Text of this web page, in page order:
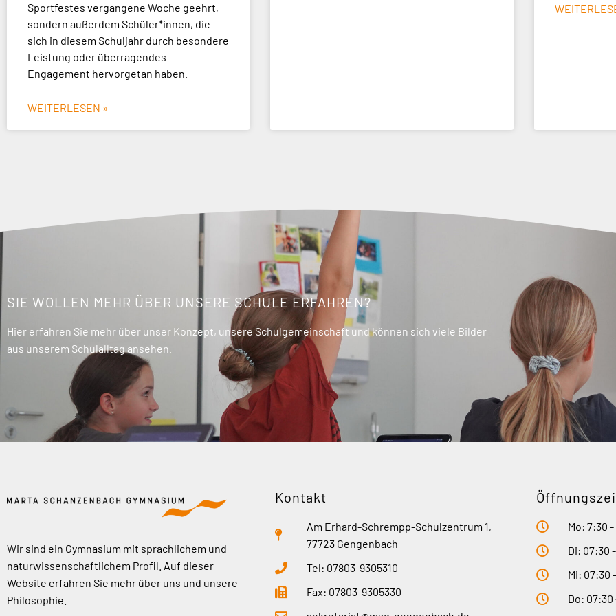
Sportfestes vergangene Woche geehrt,
sondern außerdem Schüler*innen, die
sich in diesem Schuljahr durch besondere
Leistung oder überragendes
Engagement hervorgetan haben.
WEITERLESEN »
SIE WOLLEN MEHR ÜBER UNSERE SCHULE ERFAHREN?
Hier erfahren Sie mehr über unser Konzept, unsere Schulgemeinschaft und können sich viele Bilder
aus unserem Schulalltag ansehen.
Wir sind ein Gymnasium mit sprachlichem und
naturwissenschaftlichem Profil. Auf dieser
Website erfahren Sie mehr über uns und unsere
Philosophie.
Kontakt
Am Erhard-Schrempp-Schulzentrum 1,
77723 Gengenbach
Tel: 07803-9305310
Fax: 07803-9305330
Mo: 7:30
Di: 07:30
Mi: 07:30
Do: 07:30